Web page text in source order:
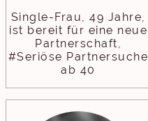
Single-Frau, 49 Jahre,
ist bereit für eine neue
Partnerschaft,
#Seriöse Partnersuche
ab 40